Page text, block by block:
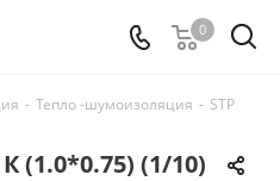
0
- Тепло -шумоизоляция - STP
(1.0*0.75) (1/10)